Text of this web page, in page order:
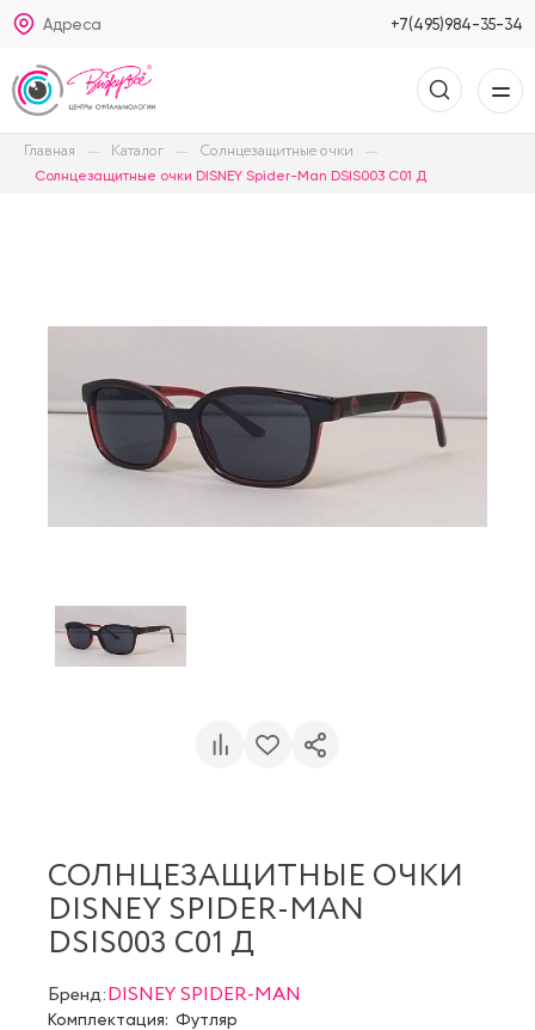
Адреса +7(495)984-35-34
Главная Каталог Солнцезащитные очки
Солнцезащитные очки DISNEY Spider-Man DSIS003 C01 Д
СОЛНЦЕЗАЩИТНЫЕ ОЧКИ
DISNEY SPIDER-MAN
DSIS003 C01 Д
Бренд:DISNEY SPIDER-MAN
Комплектация: Футляр